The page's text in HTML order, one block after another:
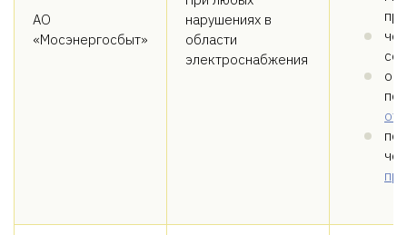
АО
«Мосэнергосбыт»
нарушениях в
области
электроснабжения
по